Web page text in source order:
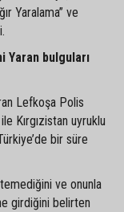
Yaralama” ve
Yaran bulguları
Lefkoşa Polis
Kırgızistan uyruklu
Türkiye’de bir süre
ve onunla
girdiğini belirten